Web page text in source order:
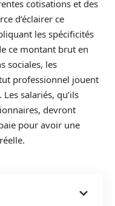
cotisations et des
d’éclairer ce
les spécificités
ce montant brut en
sociales, les
professionnel jouent
salariés, qu’ils
devront
pour avoir une